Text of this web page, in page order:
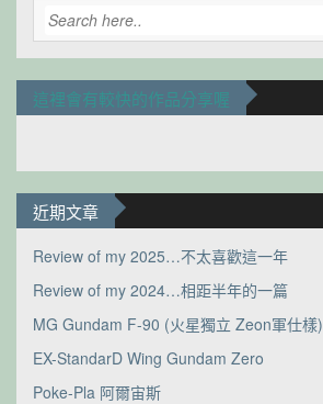
這裡會有較快的作品分享喔
近期文章
Review of my 2025…不太喜歡這一年
Review of my 2024…相距半年的一篇
MG Gundam F-90 (火星獨立 Zeon軍仕樣)
EX-StandarD Wing Gundam Zero
Poke-Pla 阿爾宙斯